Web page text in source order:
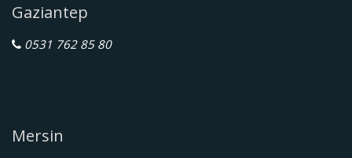
Gaziantep
0531 762 85 80
Mersin